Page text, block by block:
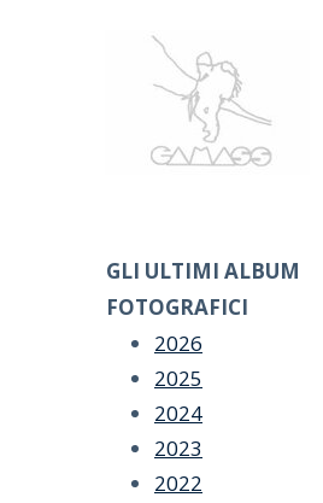
GLI ULTIMI ALBUM
FOTOGRAFICI
2026
2025
2024
2023
2022